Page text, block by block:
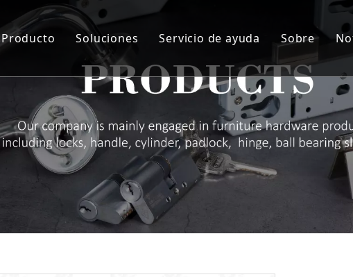
Producto
Cuerpo de la cerradura
Serie de manija de bloqueo
Bisagra
Bloqueo de almohadilla
Cerradura de cajón
Soluciones
Solución personalizada
Material de artesanía
Servicio de ayuda
Servicio
I + D + i
QA y QC
Auditoría de proveedores y NDA
ROHS
Sobre
Sobre
Sobre
Sobre
Sobre
Sobre